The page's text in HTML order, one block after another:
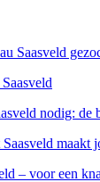
Saasveld
nodig: de
maakt
– voor een